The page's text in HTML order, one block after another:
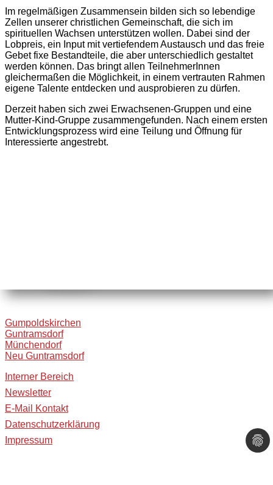
Im regelmäßigen Zusammensein bilden sich so lebendige
Zellen unserer christlichen Gemeinschaft, die sich im
spirituellen Wachsen unterstützen wollen. Dabei sind der
Lobpreis, ein Input mit vertiefendem Austausch und das freie
Gebet fixe Bestandteile, die aber unterschiedlich gestaltet
werden können. Das bringt allen TeilnehmerInnen
gleichermaßen die Möglichkeit, in einem vertrauten Rahmen
eigene Talente entdecken und ausprobieren zu dürfen.
Derzeit haben sich zwei Erwachsenen-Gruppen und eine
Mutter-Kind-Gruppe zusammengefunden. Nach einem ersten
Entwicklungsprozess wird eine Teilung und Öffnung für
Interessierte angestrebt.
Gumpoldskirchen
Guntramsdorf
Münchendorf
Neu Guntramsdorf
Interner Bereich
Newsletter
E-Mail Kontakt
Datenschutzerklärung
Impressum